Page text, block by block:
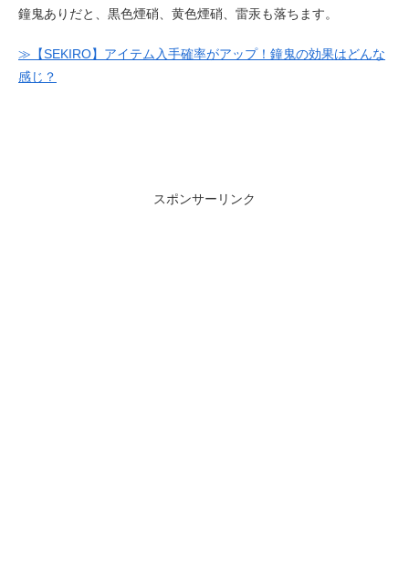
鐘鬼ありだと、黒色煙硝、黄色煙硝、雷汞も落ちます。
≫【SEKIRO】アイテム入手確率がアップ！鐘鬼の効果はどんな
感じ？
スポンサーリンク